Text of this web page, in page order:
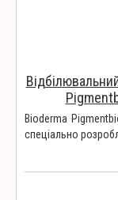
Bioderma
спеціально